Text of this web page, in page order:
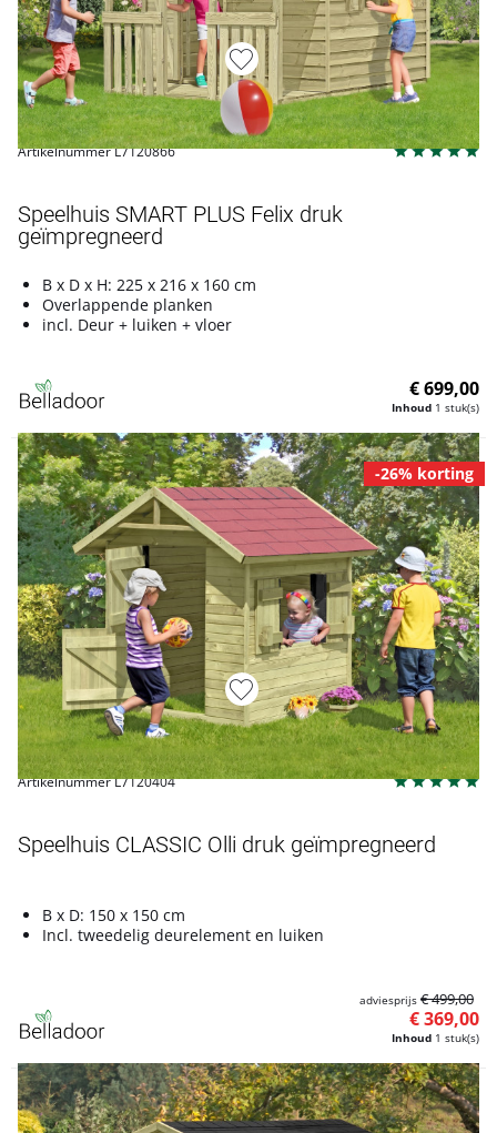
Artikelnummer L7120866
Speelhuis SMART PLUS Felix druk
geïmpregneerd
B x D x H: 225 x 216 x 160 cm
Overlappende planken
incl. Deur + luiken + vloer
Inhoud 1 stuk(s)
€ 699,00
-26% korting
Artikelnummer L7120404
Speelhuis CLASSIC Olli druk geïmpregneerd
B x D: 150 x 150 cm
Incl. tweedelig deurelement en luiken
Inhoud 1 stuk(s)
€ 369,00
adviesprijs € 499,00